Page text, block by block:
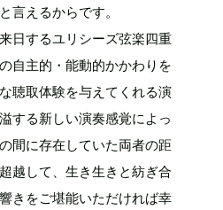
言えるからです。
日するユリシーズ弦楽四重
自主的・能動的かかわりを
聴取体験を与えてくれる演
する新しい演奏感覚によっ
間に存在していた両者の距
越して、生き生きと紡ぎ合
きをご堪能いただければ幸